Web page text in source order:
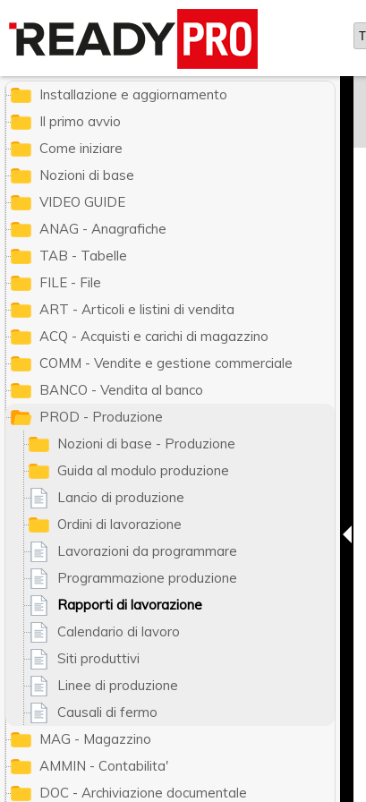
Ready Pro - Manuale utente
Installazione e aggiornamento
Il primo avvio
Come iniziare
Nozioni di base
VIDEO GUIDE
ANAG - Anagrafiche
TAB - Tabelle
FILE - File
ART - Articoli e listini di vendita
ACQ - Acquisti e carichi di magazzino
COMM - Vendite e gestione commerciale
BANCO - Vendita al banco
PROD - Produzione
Nozioni di base - Produzione
Guida al modulo produzione
Lancio di produzione
Ordini di lavorazione
Lavorazioni da programmare
Programmazione produzione
Rapporti di lavorazione
Calendario di lavoro
Siti produttivi
Linee di produzione
Causali di fermo
MAG - Magazzino
AMMIN - Contabilita'
DOC - Archiviazione documentale